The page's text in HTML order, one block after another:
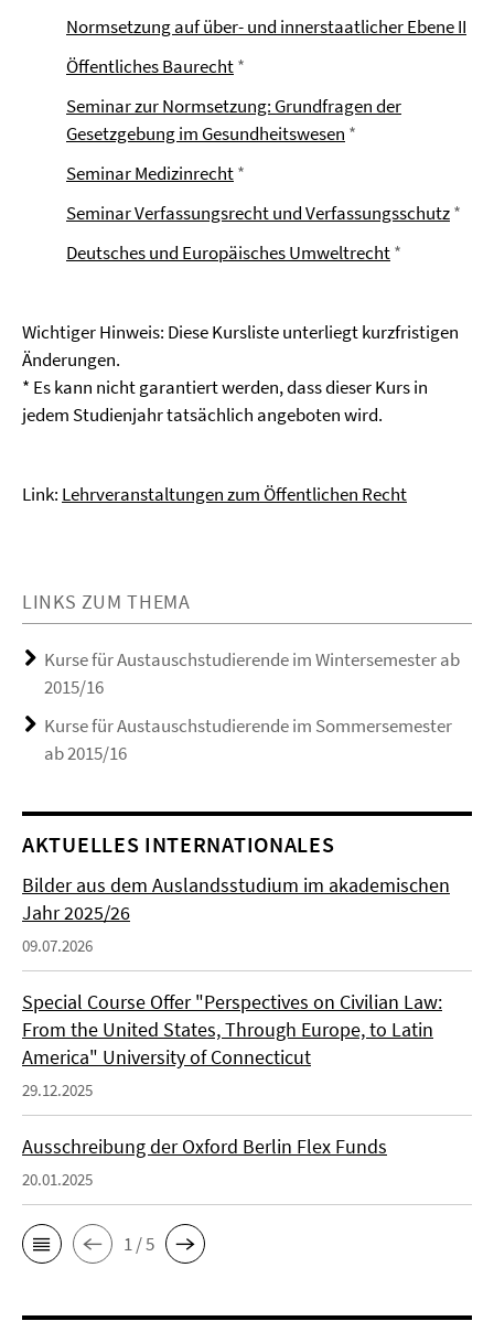
Normsetzung auf über- und innerstaatlicher Ebene II
Öffentliches Baurecht*
Seminar zur Normsetzung: Grundfragen der
Gesetzgebung im Gesundheitswesen *
Seminar Medizinrecht*
Seminar Verfassungsrecht und Verfassungsschutz*
Deutsches und Europäisches Umweltrecht*
Wichtiger Hinweis: Diese Kursliste unterliegt kurzfristigen
Änderungen.
* Es kann nicht garantiert werden, dass dieser Kurs in
jedem Studienjahr tatsächlich angeboten wird.
Link: Lehrveranstaltungen zum Öffentlichen Recht
LINKS ZUM THEMA
Kurse für Austauschstudierende im Wintersemester ab
2015/16
Kurse für Austauschstudierende im Sommersemester
ab 2015/16
AKTUELLES INTERNATIONALES
Bilder aus dem Auslandsstudium im akademischen
Jahr 2025/26
09.07.2026
Special Course Offer "Perspectives on Civilian Law:
From the United States, Through Europe, to Latin
America" University of Connecticut
29.12.2025
Ausschreibung der Oxford Berlin Flex Funds
20.01.2025
1 / 5